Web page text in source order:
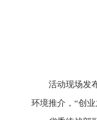
活动现场发布
环境推介，“创